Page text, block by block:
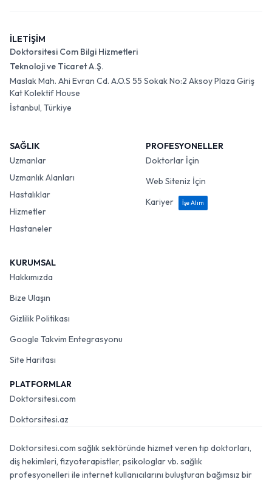
İLETİŞİM
Doktorsitesi Com Bilgi Hizmetleri
Teknoloji ve Ticaret A.Ş.
Maslak Mah. Ahi Evran Cd. A.O.S 55 Sokak No:2 Aksoy Plaza Giriş
Kat Kolektif House
İstanbul, Türkiye
SAĞLIK
Uzmanlar
Uzmanlık Alanları
Hastalıklar
Hizmetler
Hastaneler
PROFESYONELLER
Doktorlar İçin
Web Siteniz İçin
Kariyer
İşe Alım
KURUMSAL
Hakkımızda
Bize Ulaşın
Gizlilik Politikası
Google Takvim Entegrasyonu
Site Haritası
PLATFORMLAR
Doktorsitesi.com
Doktorsitesi.az
Doktorsitesi.com sağlık sektöründe hizmet veren tıp doktorları,
diş hekimleri, fizyoterapistler, psikologlar vb. sağlık
profesyonelleri ile internet kullanıcılarını buluşturan bağımsız bir